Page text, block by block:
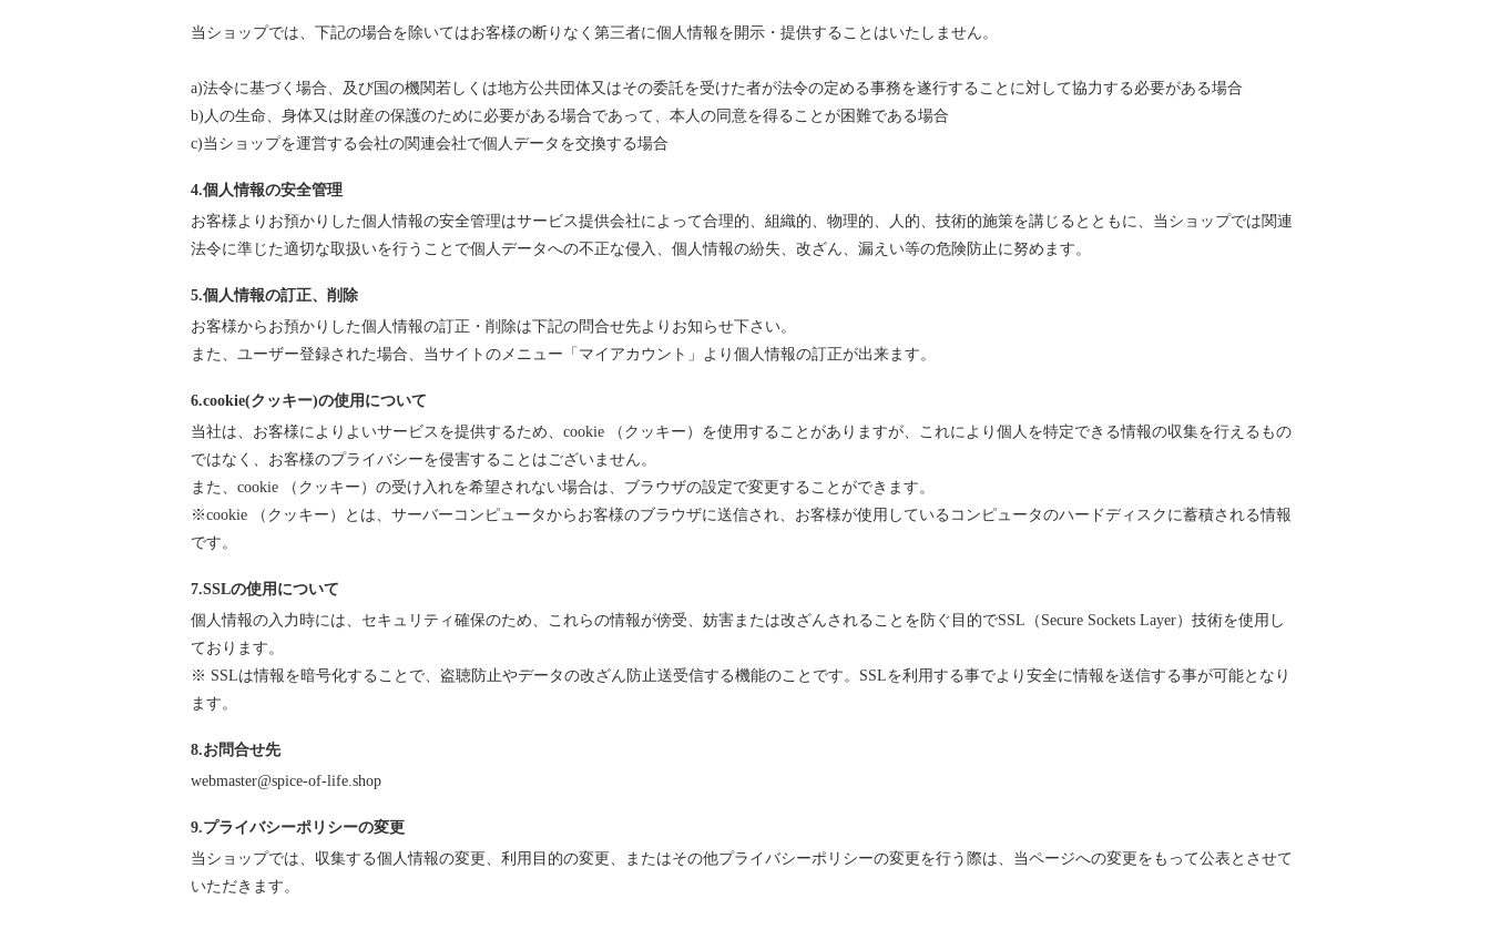
当ショップでは、下記の場合を除いてはお客様の断りなく第三者に個人情報を開示・提供することはいたしません。
a)法令に基づく場合、及び国の機関若しくは地方公共団体又はその委託を受けた者が法令の定める事務を遂行することに対して協力する必要がある場合
b)人の生命、身体又は財産の保護のために必要がある場合であって、本人の同意を得ることが困難である場合
c)当ショップを運営する会社の関連会社で個人データを交換する場合
4.個人情報の安全管理
お客様よりお預かりした個人情報の安全管理はサービス提供会社によって合理的、組織的、物理的、人的、技術的施策を講じるとともに、当ショップでは関連
法令に準じた適切な取扱いを行うことで個人データへの不正な侵入、個人情報の紛失、改ざん、漏えい等の危険防止に努めます。
5.個人情報の訂正、削除
お客様からお預かりした個人情報の訂正・削除は下記の問合せ先よりお知らせ下さい。
また、ユーザー登録された場合、当サイトのメニュー「マイアカウント」より個人情報の訂正が出来ます。
6.cookie(クッキー)の使用について
当社は、お客様によりよいサービスを提供するため、cookie （クッキー）を使用することがありますが、これにより個人を特定できる情報の収集を行えるもの
ではなく、お客様のプライバシーを侵害することはございません。
また、cookie （クッキー）の受け入れを希望されない場合は、ブラウザの設定で変更することができます。
※cookie （クッキー）とは、サーバーコンピュータからお客様のブラウザに送信され、お客様が使用しているコンピュータのハードディスクに蓄積される情報
です。
7.SSLの使用について
個人情報の入力時には、セキュリティ確保のため、これらの情報が傍受、妨害または改ざんされることを防ぐ目的でSSL（Secure Sockets Layer）技術を使用し
ております。
※ SSLは情報を暗号化することで、盗聴防止やデータの改ざん防止送受信する機能のことです。SSLを利用する事でより安全に情報を送信する事が可能となり
ます。
8.お問合せ先
webmaster@spice-of-life.shop
9.プライバシーポリシーの変更
当ショップでは、収集する個人情報の変更、利用目的の変更、またはその他プライバシーポリシーの変更を行う際は、当ページへの変更をもって公表とさせて
いただきます。